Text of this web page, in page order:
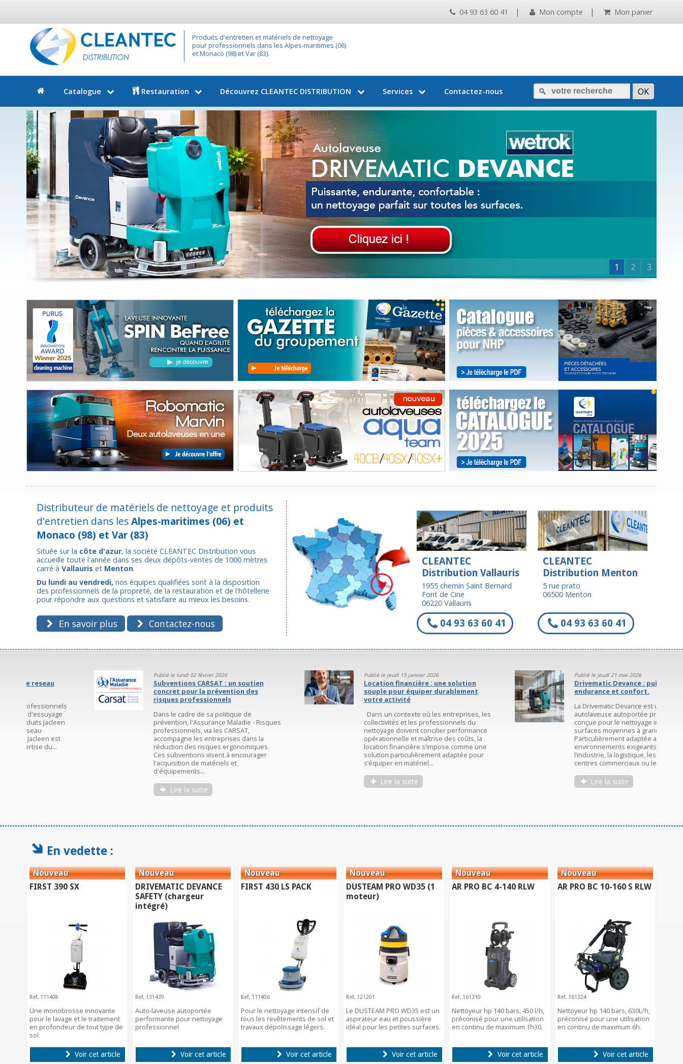
04 93 63 60 41 | Mon compte | Mon panier
Produits d'entretien et matériels de nettoyage
pour professionnels dans les Alpes-maritimes (06)
et Monaco (98) et Var (83).
Catalogue Restauration Découvrez CLEANTEC DISTRIBUTION Services Contactez-nous
1 2 3
Distributeur de matériels de nettoyage et produits
d'entretien dans lesAlpes-maritimes (06) et
Monaco (98) et Var (83)
Située sur la côte d'azur, la société CLEANTEC Distribution vous
accueille toute l'année dans ses deux dépôts-ventes de 1000 mètres
carré à Vallauris et Menton.
Du lundi au vendredi, nos équipes qualifiées sont à la disposition
des professionnels de la propreté, de la restauration et de l'hôtellerie
pour répondre aux questions et satisfaire au mieux les besoins.
En savoir plus Contactez-nous
CLEANTEC
Distribution Vallauris
1955 chemin Saint Bernard
Font de Cine
06220 Vallauris
04 93 63 60 41
CLEANTEC
Distribution Menton
5 rue prato
06500 Menton
04 93 63 60 41
Publié le lundi 02 février 2026
Subventions CARSAT : un soutien
concret pour la prévention des
risques professionnels
Dans le cadre de sa politique de
prévention, l'Assurance Maladie - Risques
professionnels, via les CARSAT,
accompagne les entreprises dans la
réduction des risques ergonomiques.
Ces subventions visent à encourager
l'acquisition de matériels et
Publié le jeudi 15 janvier 2026
Location financière : une solution
souple pour équiper durablement
votre activité
Dans un contexte où les entreprises, les
collectivités et les professionnels du
nettoyage doivent concilier performance
opérationnelle et maîtrise des coûts, la
location financière s’impose comme une
solution particulièrement adaptée pour
s’équiper en matériel...
Publié le jeudi 21 mai 2026
Drivematic Devance : puissance,
endurance et confort.
La Drivematic Devance est une
autolaveuse autoportée professionnelle
conçue pour le nettoyage intensif des
surfaces moyennes à grandes.
Particulièrement adaptée aux
environnements exigeants comme
l’industrie, la logistique, les ateliers, les
centres commerciaux ou les grandes...
En vedette :
FIRST 390 SX
Ref. 111408
Une monobrosse innovante
pour le lavage et le traitement
en profondeur de tout type de
sol
Voir cet article
DRIVEMATIC DEVANCE
SAFETY (chargeur
intégré)
Ref. 131439
Auto-laveuse autoportée
performante pour nettoyage
professionnel
Voir cet article
FIRST 430 LS PACK
Ref. 111406
Pour le nettoyage intensif de
tous les revêtements de sol et
travaux dépolissage légers.
Voir cet article
DUSTEAM PRO WD35 (1
moteur)
Ref. 121201
Le DUSTEAM PRO WD35 est un
aspirateur eau et poussière
idéal pour les petites surfaces.
Voir cet article
AR PRO BC 4-140 RLW
Ref. 161310
Nettoyeur hp 140 bars, 450 l/h,
préconisé pour une utilisation
en continu de maximum 1h30.
Voir cet article
AR PRO BC 10-160 S RLW
Ref. 161324
Nettoyeur hp 140 bars, 630L/h,
préconisé pour une utilisation
en continu de maximum 6h.
Voir cet article